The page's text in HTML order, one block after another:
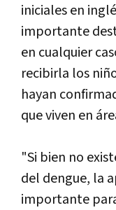
iniciales en
importante
en cualquier
recibirla los
hayan
que viven en
"Si bien no
del dengue, la
importante